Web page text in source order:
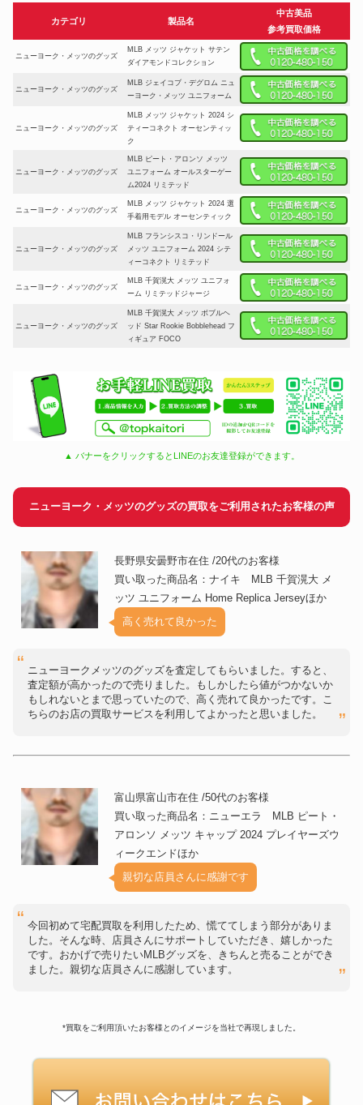
カテゴリ 製品名
中古美品
参考買取価格
ニューヨーク・メッツのグッズ
MLB メッツ ジャケット サテン
ダイアモンドコレクション
ニューヨーク・メッツのグッズ
MLB ジェイコブ・デグロム ニュ
ーヨーク・メッツ ユニフォーム
ニューヨーク・メッツのグッズ
MLB メッツ ジャケット 2024 シ
ティーコネクト オーセンティッ
ク
ニューヨーク・メッツのグッズ
MLB ピート・アロンソ メッツ
ユニフォーム オールスターゲー
ム2024 リミテッド
ニューヨーク・メッツのグッズ
MLB メッツ ジャケット 2024 選
手着用モデル オーセンティック
ニューヨーク・メッツのグッズ
MLB フランシスコ・リンドール
メッツ ユニフォーム 2024 シテ
ィーコネクト リミテッド
ニューヨーク・メッツのグッズ
MLB 千賀滉大 メッツ ユニフォ
ーム リミテッドジャージ
ニューヨーク・メッツのグッズ
MLB 千賀滉大 メッツ ボブルヘ
ッド Star Rookie Bobblehead フ
ィギュア FOCO
▲ バナーをクリックするとLINEのお友達登録ができます。
ニューヨーク・メッツのグッズの買取をご利用されたお客様の声
長野県安曇野市在住 /20代のお客様
買い取った商品名：ナイキ MLB 千賀滉大 メ
ッツ ユニフォーム Home Replica Jerseyほか
高く売れて良かった
ニューヨークメッツのグッズを査定してもらいました。すると、
査定額が高かったので売りました。もしかしたら値がつかないか
もしれないとまで思っていたので、高く売れて良かったです。こ
ちらのお店の買取サービスを利用してよかったと思いました。
富山県富山市在住 /50代のお客様
買い取った商品名：ニューエラ MLB ピート・
アロンソ メッツ キャップ 2024 プレイヤーズウ
ィークエンドほか
親切な店員さんに感謝です
今回初めて宅配買取を利用したため、慌ててしまう部分がありま
した。そんな時、店員さんにサポートしていただき、嬉しかった
です。おかげで売りたいMLBグッズを、きちんと売ることができ
ました。親切な店員さんに感謝しています。
*買取をご利用頂いたお客様とのイメージを当社で再現しました。